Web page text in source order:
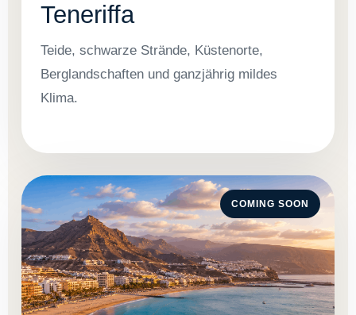
Teneriffa
Teide, schwarze Strände, Küstenorte,
Berglandschaften und ganzjährig mildes
Klima.
COMING SOON